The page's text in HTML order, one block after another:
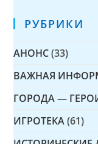
РУБРИКИ
АНОНС (33)
ВАЖНАЯ
ГОРОДА —
ИГРОТЕКА (61)